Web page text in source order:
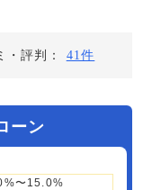
評判： 41件
ーン
〜15.0%